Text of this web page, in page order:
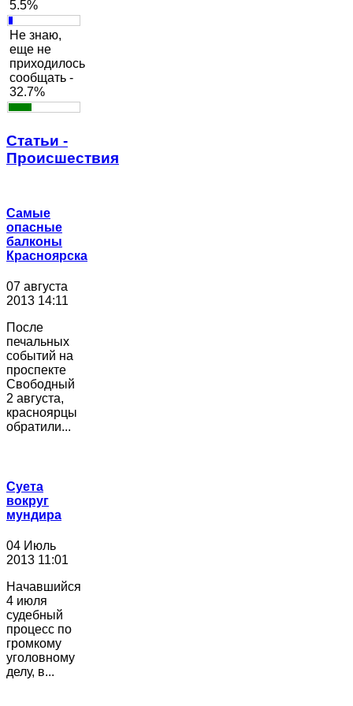
5.5%
Не знаю,
еще не
приходилось
сообщать -
32.7%
Статьи -
Происшествия
Самые
опасные
балконы
Красноярска
07 августа
2013 14:11
После
печальных
событий на
проспекте
Свободный
2 августа,
красноярцы
обратили...
Суета
вокруг
мундира
04 Июль
2013 11:01
Начавшийся
4 июля
судебный
процесс по
громкому
уголовному
делу, в...